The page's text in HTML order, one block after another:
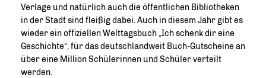
Verlage und natürlich auch die öffentlichen Bibliotheken
in der Stadt sind fleißig dabei. Auch in diesem Jahr gibt es
wieder ein offiziellen Welttagsbuch „Ich schenk dir eine
Geschichte“, für das deutschlandweit Buch-Gutscheine an
über eine Million Schülerinnen und Schüler verteilt
werden.